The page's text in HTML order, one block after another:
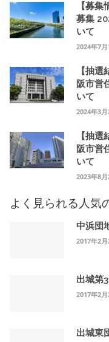
【募
募集
いて
2024年7月
【抽
阪市営
いて
2024年3月
【抽
阪市営
いて
2023年8月
よく見られる人気
中浜団
2017年2月
出城第
2017年2月
出城東